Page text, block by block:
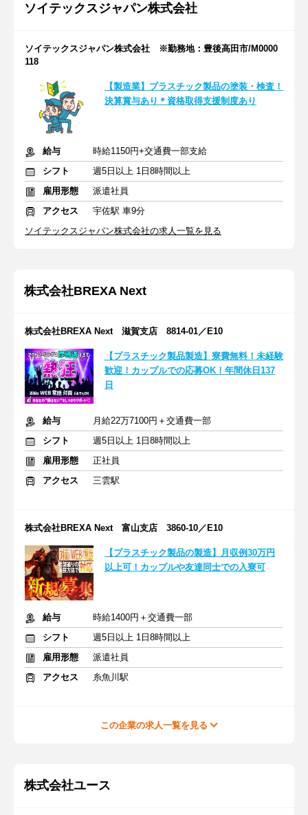
ソイテックスジャパン株式会社
ソイテックスジャパン株式会社 ※勤務地：豊後高田市/M0000
118
【製造業】プラスチック製品の塗装・検査！
決算賞与あり＊資格取得支援制度あり
給与
時給1150円+交通費一部支給
シフト
週5日以上 1日8時間以上
雇用形態
派遣社員
アクセス
宇佐駅 車9分
ソイテックスジャパン株式会社の求人一覧を見る
株式会社BREXA Next
株式会社BREXA Next 滋賀支店 8814-01／E10
【プラスチック製品製造】寮費無料！未経験
歓迎！カップルでの応募OK！年間休日137
日
給与
月給22万7100円＋交通費一部
シフト
週5日以上 1日8時間以上
雇用形態
正社員
アクセス
三雲駅
株式会社BREXA Next 富山支店 3860-10／E10
【プラスチック製品の製造】月収例30万円
以上可！カップルや友達同士での入寮可
給与
時給1400円＋交通費一部
シフト
週5日以上 1日8時間以上
雇用形態
派遣社員
アクセス
糸魚川駅
この企業の求人一覧を見る
株式会社ユース